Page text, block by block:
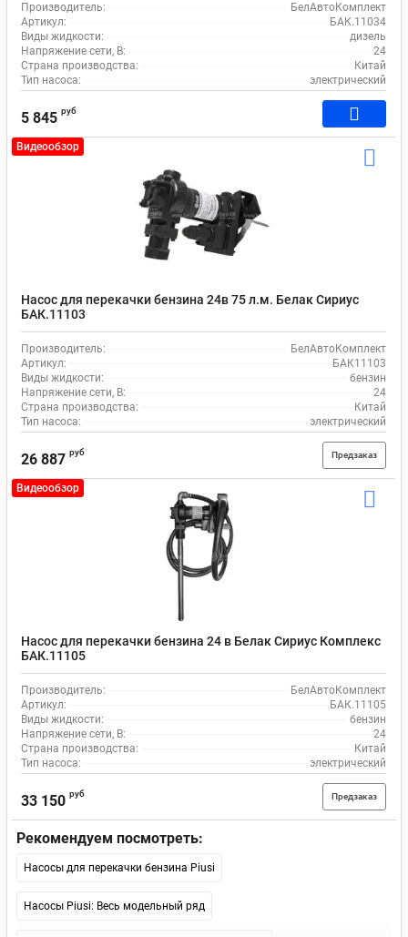
Производитель:
БелАвтоКомплект
Артикул:
БАК.11034
Виды жидкости:
дизель
Напряжение сети, В:
24
Страна производства:
Китай
Тип насоса:
электрический
5 845 руб
Видеообзор
Насос для перекачки бензина 24в 75 л.м. Белак Сириус
БАК.11103
Производитель:
БелАвтоКомплект
Артикул:
БАК11103
Виды жидкости:
бензин
Напряжение сети, В:
24
Страна производства:
Китай
Тип насоса:
электрический
26 887 руб Предзаказ
Видеообзор
Насос для перекачки бензина 24 в Белак Сириус Комплекс
БАК.11105
Производитель:
БелАвтоКомплект
Артикул:
БАК.11105
Виды жидкости:
бензин
Напряжение сети, В:
24
Страна производства:
Китай
Тип насоса:
электрический
33 150 руб Предзаказ
Рекомендуем посмотреть:
Насосы для перекачки бензина Piusi
Насосы Piusi: Весь модельный ряд